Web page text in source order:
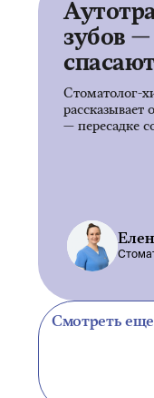
зубов
Стоматолог-
рассказывает
— пересадке
Смотреть еще